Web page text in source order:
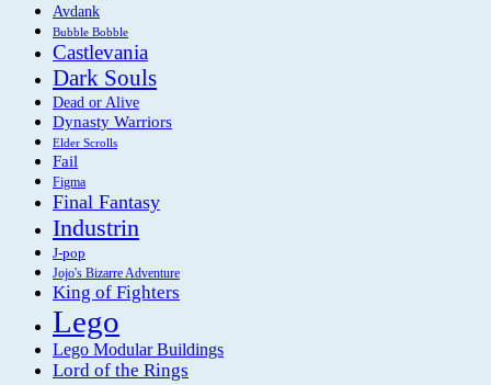
Avdank
Bubble Bobble
Castlevania
Dark Souls
Dead or Alive
Dynasty Warriors
Elder Scrolls
Fail
Figma
Final Fantasy
Industrin
J-pop
Jojo's Bizarre Adventure
King of Fighters
Lego
Lego Modular Buildings
Lord of the Rings